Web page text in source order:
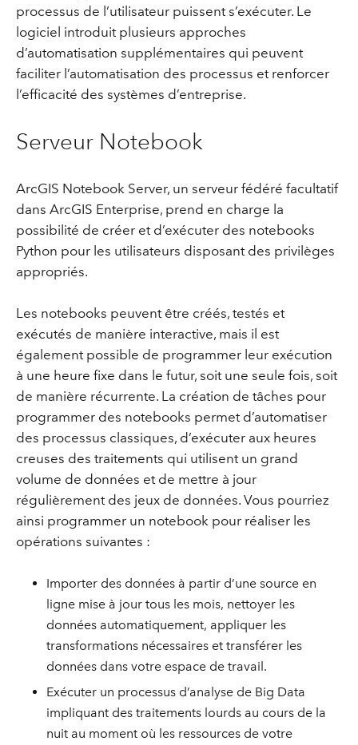
processus de l’utilisateur puissent s’exécuter. Le
logiciel introduit plusieurs approches
d’automatisation supplémentaires qui peuvent
faciliter l’automatisation des processus et renforcer
l’efficacité des systèmes d’entreprise.
Serveur Notebook
ArcGIS Notebook Server, un serveur fédéré facultatif
dans ArcGIS Enterprise, prend en charge la
possibilité de créer et d’exécuter des notebooks
Python pour les utilisateurs disposant des privilèges
appropriés.
Les notebooks peuvent être créés, testés et
exécutés de manière interactive, mais il est
également possible de programmer leur exécution
à une heure fixe dans le futur, soit une seule fois, soit
de manière récurrente. La création de tâches pour
programmer des notebooks permet d’automatiser
des processus classiques, d’exécuter aux heures
creuses des traitements qui utilisent un grand
volume de données et de mettre à jour
régulièrement des jeux de données. Vous pourriez
ainsi programmer un notebook pour réaliser les
opérations suivantes :
Importer des données à partir d’une source en
ligne mise à jour tous les mois, nettoyer les
données automatiquement, appliquer les
transformations nécessaires et transférer les
données dans votre espace de travail.
Exécuter un processus d’analyse de Big Data
impliquant des traitements lourds au cours de la
nuit au moment où les ressources de votre